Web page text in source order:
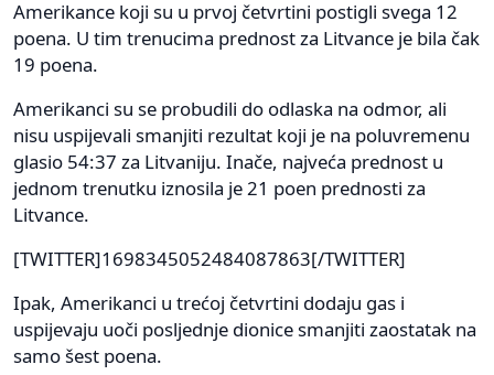
Amerikance koji su u prvoj četvrtini postigli svega 12
poena. U tim trenucima prednost za Litvance je bila čak
19 poena.
Amerikanci su se probudili do odlaska na odmor, ali
nisu uspijevali smanjiti rezultat koji je na poluvremenu
glasio 54:37 za Litvaniju. Inače, najveća prednost u
jednom trenutku iznosila je 21 poen prednosti za
Litvance.
[TWITTER]1698345052484087863[/TWITTER]
Ipak, Amerikanci u trećoj četvrtini dodaju gas i
uspijevaju uoči posljednje dionice smanjiti zaostatak na
samo šest poena.